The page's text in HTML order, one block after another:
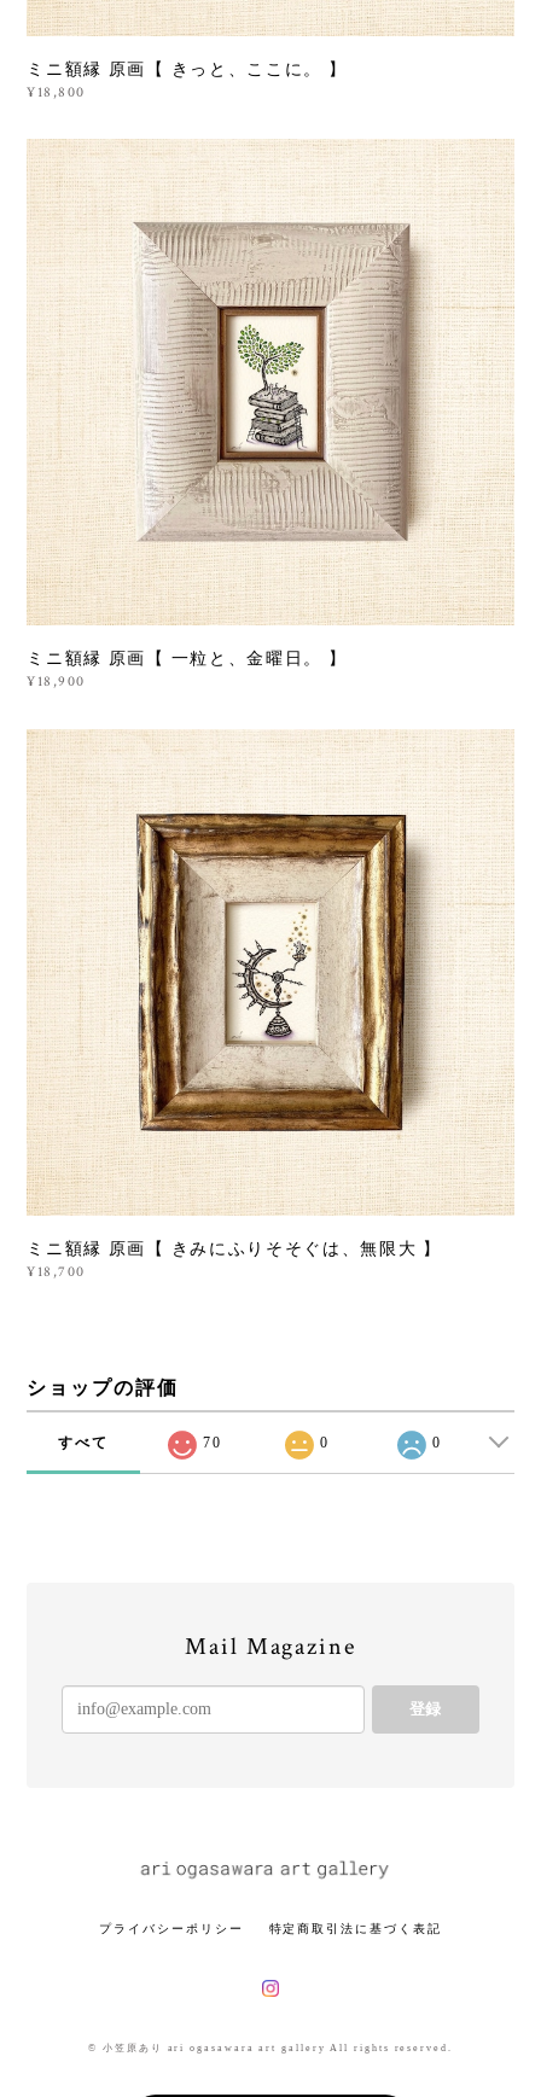
ミニ額縁 原画【 きっと、ここに。 】
¥18,800
ミニ額縁 原画【 一粒と、金曜日。 】
¥18,900
ミニ額縁 原画【 きみにふりそそぐは、無限大 】
¥18,700
ショップの評価
すべて 70 0 0
Mail Magazine
登録
プライバシーポリシー 特定商取引法に基づく表記
© 小笠原あり ari ogasawara art gallery All rights reserved.